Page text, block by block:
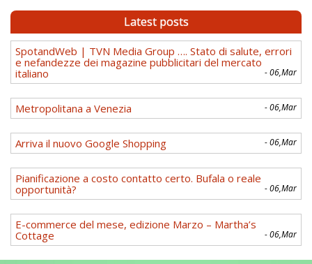
Latest posts
SpotandWeb | TVN Media Group …. Stato di salute, errori
e nefandezze dei magazine pubblicitari del mercato
italiano
- 06,Mar
Metropolitana a Venezia - 06,Mar
Arriva il nuovo Google Shopping - 06,Mar
Pianificazione a costo contatto certo. Bufala o reale
opportunità?
- 06,Mar
E-commerce del mese, edizione Marzo – Martha’s
Cottage
- 06,Mar